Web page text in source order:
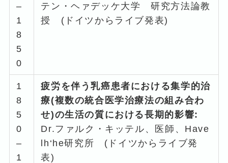
–
1
8
5
0
テン・ヘァデッケ大学 研究方法論教
授 (ドイツからライブ発表)
1
8
5
0
–
1
疲労を伴う乳癌患者における集学的治
療(複数の統合医学治療法の組み合わ
せ)の生活の質における長期的影響:
Dr.ファルク・キッテル、医師、Have
lh‘he研究所 (ドイツからライブ発
表)